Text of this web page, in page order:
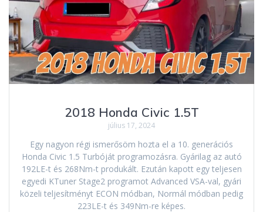
2018 Honda Civic 1.5T
július 17, 2024
Egy nagyon régi ismerősöm hozta el a 10. generációs
Honda Civic 1.5 Turbóját programozásra. Gyárilag az autó
192LE-t és 268Nm-t produkált. Ezután kapott egy teljesen
egyedi KTuner Stage2 programot Advanced VSA-val, gyári
közeli teljesítményt ECON módban, Normál módban pedig
223LE-t és 349Nm-re képes.